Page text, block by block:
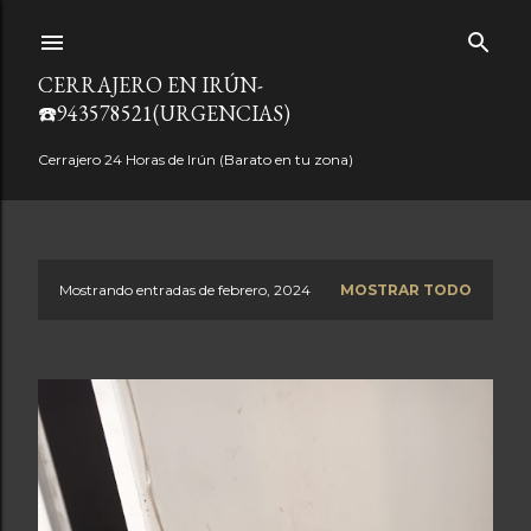
CERRAJERO EN IRÚN-
☎️943578521(URGENCIAS)
Cerrajero 24 Horas de Irún (Barato en tu zona)
t
r
a
Mostrando entradas de febrero, 2024 MOSTRAR TODO